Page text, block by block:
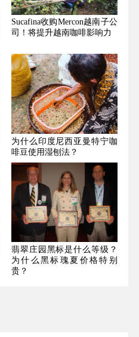
Sucafina收购Mercon越南子公
司！将提升越南咖啡影响力
为什么印度尼西亚曼特宁咖
啡豆使用湿刨法？
翡翠庄园黑标是什么等级？
为什么黑标瑰夏价格特别
贵？